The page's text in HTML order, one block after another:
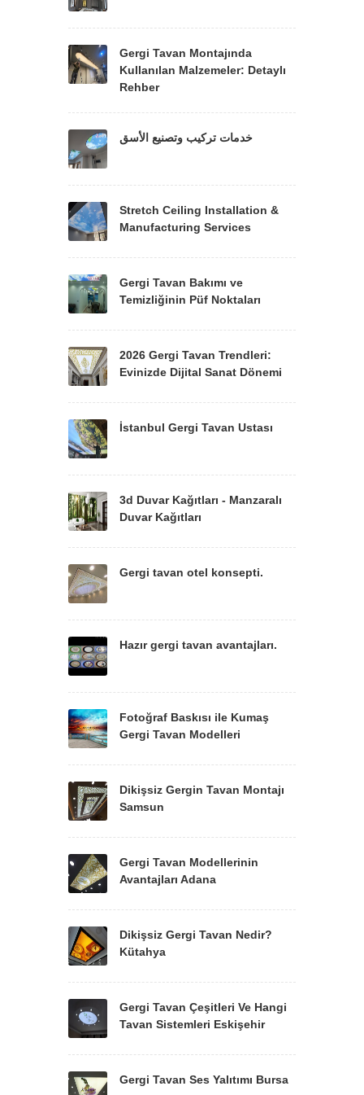
Gergi Tavan Montajında
Kullanılan Malzemeler: Detaylı
Rehber
خدمات تركيب وتصنيع الأسق
Stretch Ceiling Installation &
Manufacturing Services
Gergi Tavan Bakımı ve
Temizliğinin Püf Noktaları
2026 Gergi Tavan Trendleri:
Evinizde Dijital Sanat Dönemi
İstanbul Gergi Tavan Ustası
3d Duvar Kağıtları - Manzaralı
Duvar Kağıtları
Gergi tavan otel konsepti.
Hazır gergi tavan avantajları.
Fotoğraf Baskısı ile Kumaş
Gergi Tavan Modelleri
Dikişsiz Gergin Tavan Montajı
Samsun
Gergi Tavan Modellerinin
Avantajları Adana
Dikişsiz Gergi Tavan Nedir?
Kütahya
Gergi Tavan Çeşitleri Ve Hangi
Tavan Sistemleri Eskişehir
Gergi Tavan Ses Yalıtımı Bursa